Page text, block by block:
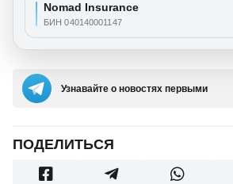
Nomad Insurance
БИН 040140001147
Узнавайте о новостях первыми
ПОДЕЛИТЬСЯ